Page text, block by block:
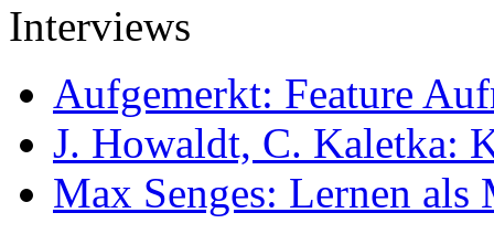
Interviews
Aufgemerkt: Feature
J. Howaldt, C. Kaletka:
Max Senges: Lernen als